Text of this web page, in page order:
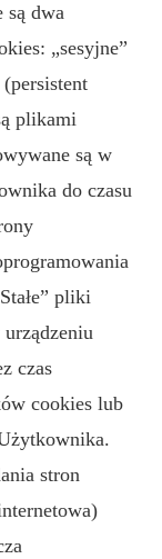
są dwa
„sesyjne”
(persistent
plikami
są w
do czasu
pliki
czas
cookies lub
stron